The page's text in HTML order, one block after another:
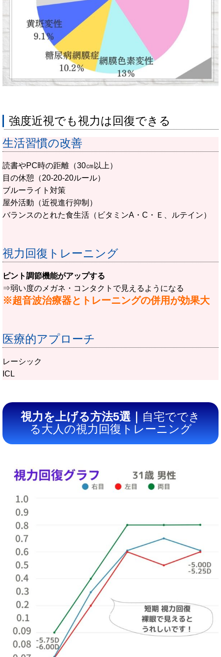
強度近視でも視力は回復できる
生活習慣の改善
読書やPC時の距離（30㎝以上）
目の休憩（20-20-20ルール）
ブルーライト対策
屋外活動（近視進行抑制）
バランスのとれた食生活（ビタミンA・C・Ｅ、ルテイン）
視力回復トレーニング
ピント調節機能がアップする
⇒弱い度のメガネ・コンタクトで見えるようになる
※超音波治療器とトレーニングの併用が効果大
医療的アプローチ
レーシック
ICL
視力を上げる方法5選｜
自宅ででき
る大人の視力回復トレーニング